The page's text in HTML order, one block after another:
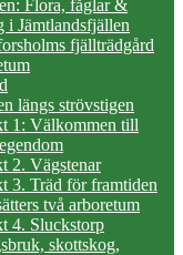
Flora, fåglar &
i Jämtlandsfjällen
fjällträdgård
längs strövstigen
1: Välkommen till
2. Vägstenar
3. Träd för framtiden
två arboretum
4. Sluckstorp
skottskog,